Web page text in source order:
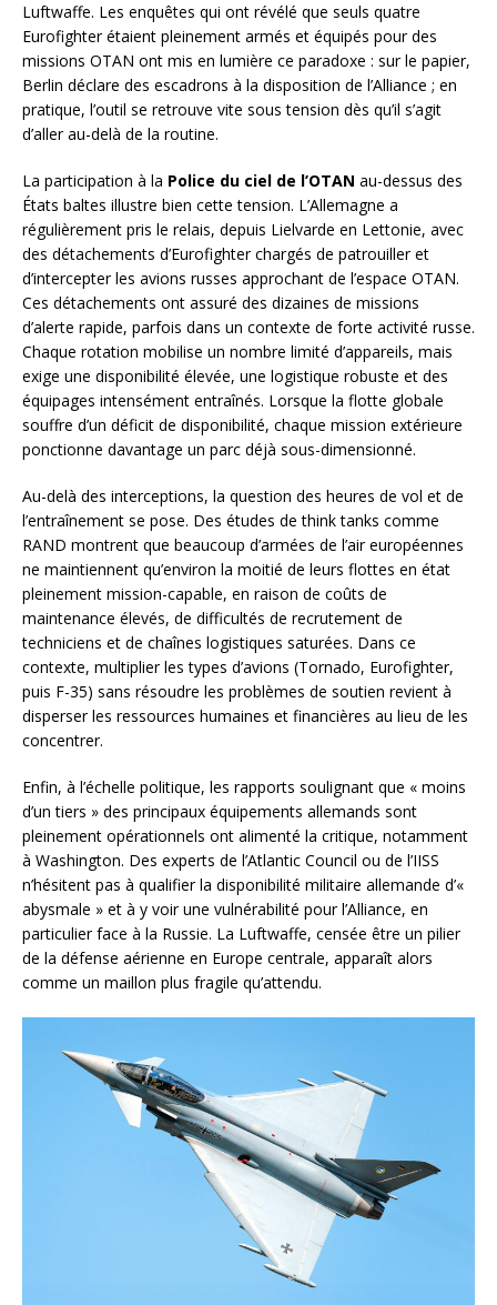
Luftwaffe. Les enquêtes qui ont révélé que seuls quatre
Eurofighter étaient pleinement armés et équipés pour des
missions OTAN ont mis en lumière ce paradoxe : sur le papier,
Berlin déclare des escadrons à la disposition de l’Alliance ; en
pratique, l’outil se retrouve vite sous tension dès qu’il s’agit
d’aller au-delà de la routine.
La participation à la Police du ciel de l’OTAN au-dessus des
États baltes illustre bien cette tension. L’Allemagne a
régulièrement pris le relais, depuis Lielvarde en Lettonie, avec
des détachements d’Eurofighter chargés de patrouiller et
d’intercepter les avions russes approchant de l’espace OTAN.
Ces détachements ont assuré des dizaines de missions
d’alerte rapide, parfois dans un contexte de forte activité russe.
Chaque rotation mobilise un nombre limité d’appareils, mais
exige une disponibilité élevée, une logistique robuste et des
équipages intensément entraînés. Lorsque la flotte globale
souffre d’un déficit de disponibilité, chaque mission extérieure
ponctionne davantage un parc déjà sous-dimensionné.
Au-delà des interceptions, la question des heures de vol et de
l’entraînement se pose. Des études de think tanks comme
RAND montrent que beaucoup d’armées de l’air européennes
ne maintiennent qu’environ la moitié de leurs flottes en état
pleinement mission-capable, en raison de coûts de
maintenance élevés, de difficultés de recrutement de
techniciens et de chaînes logistiques saturées. Dans ce
contexte, multiplier les types d’avions (Tornado, Eurofighter,
puis F-35) sans résoudre les problèmes de soutien revient à
disperser les ressources humaines et financières au lieu de les
concentrer.
Enfin, à l’échelle politique, les rapports soulignant que « moins
d’un tiers » des principaux équipements allemands sont
pleinement opérationnels ont alimenté la critique, notamment
à Washington. Des experts de l’Atlantic Council ou de l’IISS
n’hésitent pas à qualifier la disponibilité militaire allemande d’«
abysmale » et à y voir une vulnérabilité pour l’Alliance, en
particulier face à la Russie. La Luftwaffe, censée être un pilier
de la défense aérienne en Europe centrale, apparaît alors
comme un maillon plus fragile qu’attendu.